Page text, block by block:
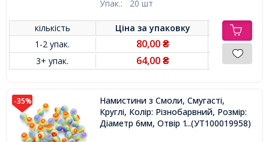
Упак.: 20 шт
кількість Ціна заупаковку
1-2 упак.
80,00₴
3+ упак. 64,00₴
-35%
Намистини з Смоли, Смугасті,
Круглі, Колір: Різнобарвний, Розмір:
Діаметр 6мм, Отвір 1мм,...(УТ100019958)